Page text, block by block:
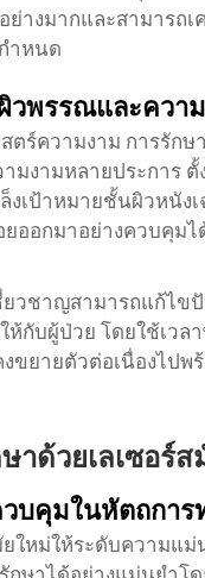
ย่างมากและสามารถ
ำหนด
วพรรณและควา
ร์ความงาม การรักษ
มงามหลายประการ
เป้าหมายชั้นผิวหนัง
ยออกมาอย่างควบคุ
ยวชาญสามารถแก้ไ
ห้กับผู้ป่วย โดยใช้เว
งขยายตัวต่อเนื่องไป
าด้วยเลเซอร์ส
บคุมในหัตถการ
ยใหม่ให้ระดับความแ